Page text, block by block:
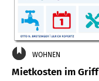
WOHNEN
Mietkosten im Griff